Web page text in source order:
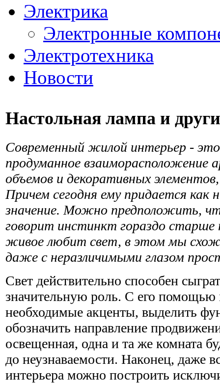
Электрика
Электронные
Электротехника
Новости
Настольная лампа и
Современный жилой интерьер -
продуманное взаиморасположение
объемов и декоративных
Причем сегодня ему придается как
значение. Можно предположить,
говорит инстинкт гораздо старше
живое любит свет, в этом мы
даже с неразличимыми глазом
Свет действительно способен
значительную роль. С его помощью
необходимые акценты, выделить
обозначить направление
освещенная, одна и та же комната
до неузнаваемости. Наконец, даже
интерьера можно построить